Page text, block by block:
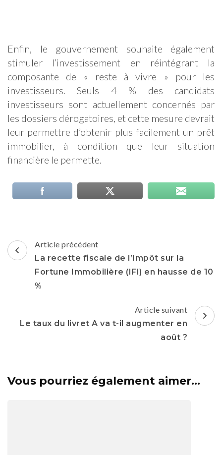
Enfin, le gouvernement souhaite également
stimuler l’investissement en réintégrant la
composante de « reste à vivre » pour les
investisseurs. Seuls 4 % des candidats
investisseurs sont actuellement concernés par
les dossiers dérogatoires, et cette mesure devrait
leur permettre d’obtenir plus facilement un prêt
immobilier, à condition que leur situation
financière le permette.
Navigation
d'article
Article précédent
La recette fiscale de l’Impôt sur la
Fortune Immobilière (IFI) en hausse de 10
%
Article suivant
Le taux du livret A va t-il augmenter en
août ?
Vous pourriez également aimer...